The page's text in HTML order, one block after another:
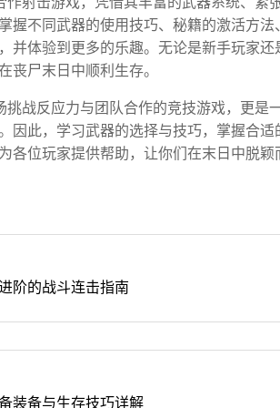
握不同武器的使用技巧、秘籍的激活方
并体验到更多的乐趣。无论是新手玩家
丧尸末日中顺利生存。
战反应力与团队合作的竞技游戏，更是
因此，学习武器的选择与技巧，掌握合
位玩家提供帮助，让你们在末日中脱颖
阶的战斗连击指南
装备与生存技巧详解